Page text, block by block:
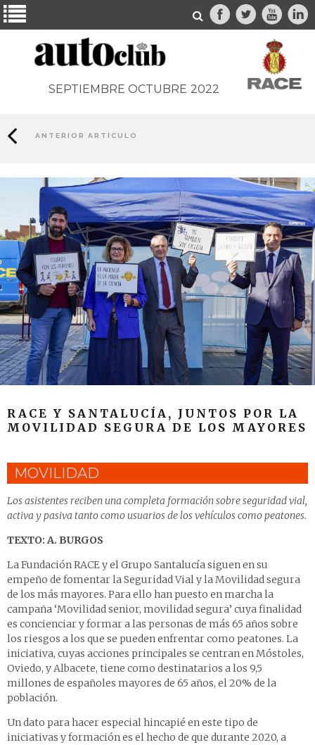
SEPTIEMBRE OCTUBRE 2022
ANTERIOR ARTÍCULO
RACE Y SANTALUCÍA, JUNTOS POR LA
MOVILIDAD SEGURA DE LOS MAYORES
MOVILIDAD
Los asistentes reciben una completa formación sobre seguridad vial,
activa y pasiva tanto como usuarios de los vehículos como peatones.
TEXTO: A. BURGOS
La Fundación RACE y el Grupo Santalucía siguen en su
empeño de fomentar la Seguridad Vial y la Movilidad segura
de los más mayores. Para ello han puesto en marcha la
campaña ‘Movilidad senior, movilidad segura’ cuya finalidad
es concienciar y formar a las personas de más 65 años sobre
los riesgos a los que se pueden enfrentar como peatones. La
iniciativa, cuyas acciones principales se centran en Móstoles,
Oviedo, y Albacete, tiene como destinatarios a los 9,5
millones de españoles mayores de 65 años, el 20% de la
población.
Un dato para hacer especial hincapié en este tipo de
iniciativas y formación es el hecho de que durante 2020, a